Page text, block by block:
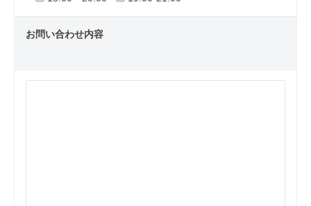
お問い合わせ内容